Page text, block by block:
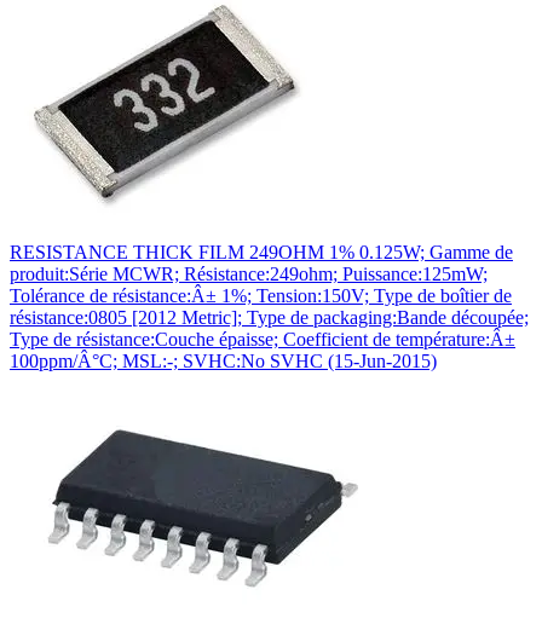
RESISTANCE THICK FILM 249OHM 1% 0.125W; Gamme de
produit:Série MCWR; Résistance:249ohm; Puissance:125mW;
Tolérance de résistance:Â± 1%; Tension:150V; Type de boîtier de
résistance:0805 [2012 Metric]; Type de packaging:Bande découpée;
Type de résistance:Couche épaisse; Coefficient de température:Â±
100ppm/Â°C; MSL:-; SVHC:No SVHC (15-Jun-2015)